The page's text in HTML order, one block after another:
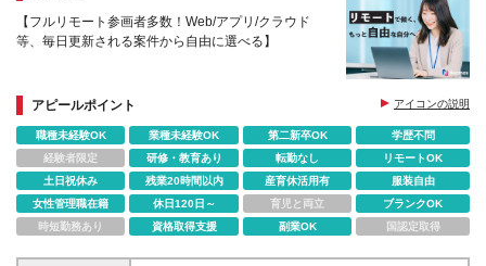
【フルリモート参画者多数！Web/アプリ/クラウド
等、毎日更新される案件から自由に選べる】
アピールポイント アイコンの説明
職種未経験OK 業種未経験OK 第二新卒OK
学歴不問
経験者限定
研修・教育あり 転勤なし
リモートOK
土日祝休み
残業20時間以内 産育休活用有
服装自由
女性管理職在籍
休日120日～ 育児と両立
ブランクOK
時短勤務あり
資格取得支援 副業OK 国認定取得